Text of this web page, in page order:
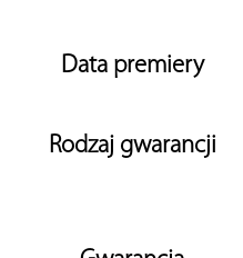
Data premiery
Rodzaj gwarancji